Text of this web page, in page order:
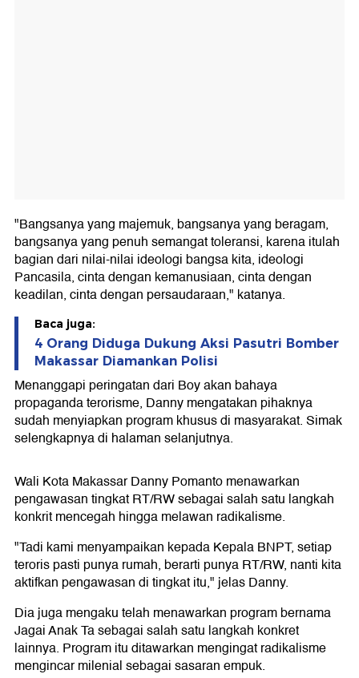
"Bangsanya yang majemuk, bangsanya yang beragam,
bangsanya yang penuh semangat toleransi, karena itulah
bagian dari nilai-nilai ideologi bangsa kita, ideologi
Pancasila, cinta dengan kemanusiaan, cinta dengan
keadilan, cinta dengan persaudaraan," katanya.
Baca juga:
4 Orang Diduga Dukung Aksi Pasutri Bomber
Makassar Diamankan Polisi
Menanggapi peringatan dari Boy akan bahaya
propaganda terorisme, Danny mengatakan pihaknya
sudah menyiapkan program khusus di masyarakat. Simak
selengkapnya di halaman selanjutnya.
Wali Kota Makassar Danny Pomanto menawarkan
pengawasan tingkat RT/RW sebagai salah satu langkah
konkrit mencegah hingga melawan radikalisme.
"Tadi kami menyampaikan kepada Kepala BNPT, setiap
teroris pasti punya rumah, berarti punya RT/RW, nanti kita
aktifkan pengawasan di tingkat itu," jelas Danny.
Dia juga mengaku telah menawarkan program bernama
Jagai Anak Ta sebagai salah satu langkah konkret
lainnya. Program itu ditawarkan mengingat radikalisme
mengincar milenial sebagai sasaran empuk.